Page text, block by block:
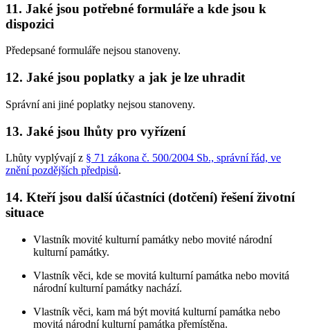
11. Jaké jsou potřebné formuláře a kde jsou k
dispozici
Předepsané formuláře nejsou stanoveny.
12. Jaké jsou poplatky a jak je lze uhradit
Správní ani jiné poplatky nejsou stanoveny.
13. Jaké jsou lhůty pro vyřízení
Lhůty vyplývají z § 71 zákona č. 500/2004 Sb., správní řád, ve
znění pozdějších předpisů.
14. Kteří jsou další účastníci (dotčení) řešení životní
situace
Vlastník movité kulturní památky nebo movité národní
kulturní památky.
Vlastník věci, kde se movitá kulturní památka nebo movitá
národní kulturní památky nachází.
Vlastník věci, kam má být movitá kulturní památka nebo
movitá národní kulturní památka přemístěna.